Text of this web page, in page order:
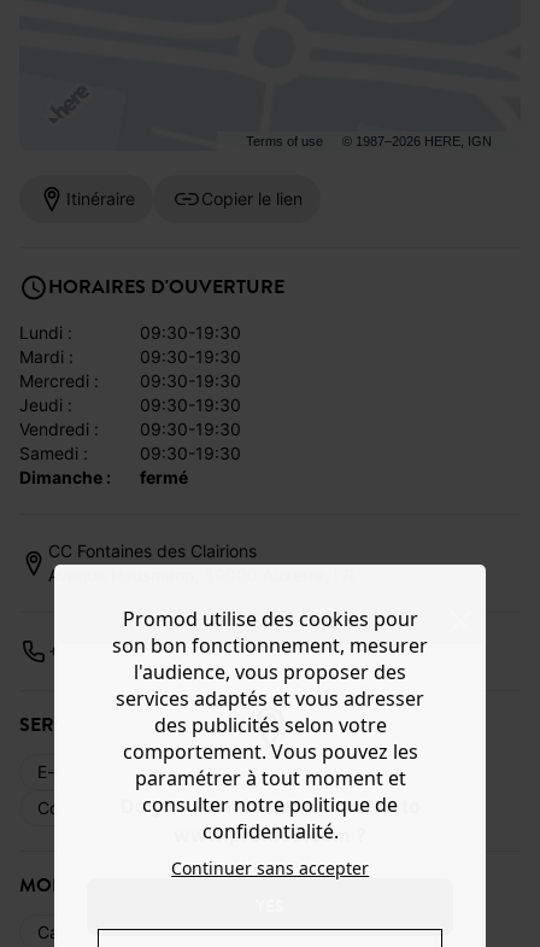
Do you want to be redirected to
www.promod.com ?
Terms of use © 1987–2026 HERE, IGN
Itinéraire Copier le lien
HORAIRES D'OUVERTURE
lundi :
09:30-19:30
mardi :
09:30-19:30
mercredi :
09:30-19:30
jeudi :
09:30-19:30
vendredi :
09:30-19:30
samedi :
09:30-19:30
dimanche :
fermé
CC Fontaines des Clairions
Avenue Hausmann, 89000 Auxerre, FR
+33379270000
SERVICES DISPONIBLES
E-réservation Livraison web
Retours
Commande en magasin
Cartes cadeaux
MODE DE PAIEMENT
Carte bancaire Espèces Cartes cadeaux
Promod utilise des cookies pour
son bon fonctionnement, mesurer
l'audience, vous proposer des
services adaptés et vous adresser
des publicités selon votre
comportement. Vous pouvez les
paramétrer à tout moment et
consulter notre politique de
confidentialité.
Continuer sans accepter